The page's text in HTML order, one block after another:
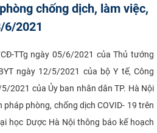
chống dịch, làm việc,
6/2021
TTg ngày 05/6/2021 của Thủ tướng
ngày 12/5/2021 của bộ Y tế, Công
2021 của Ủy ban nhân dân TP. Hà Nội
phòng, chống dịch COVID- 19 trên
học Dược Hà Nội thông báo kế hoạch